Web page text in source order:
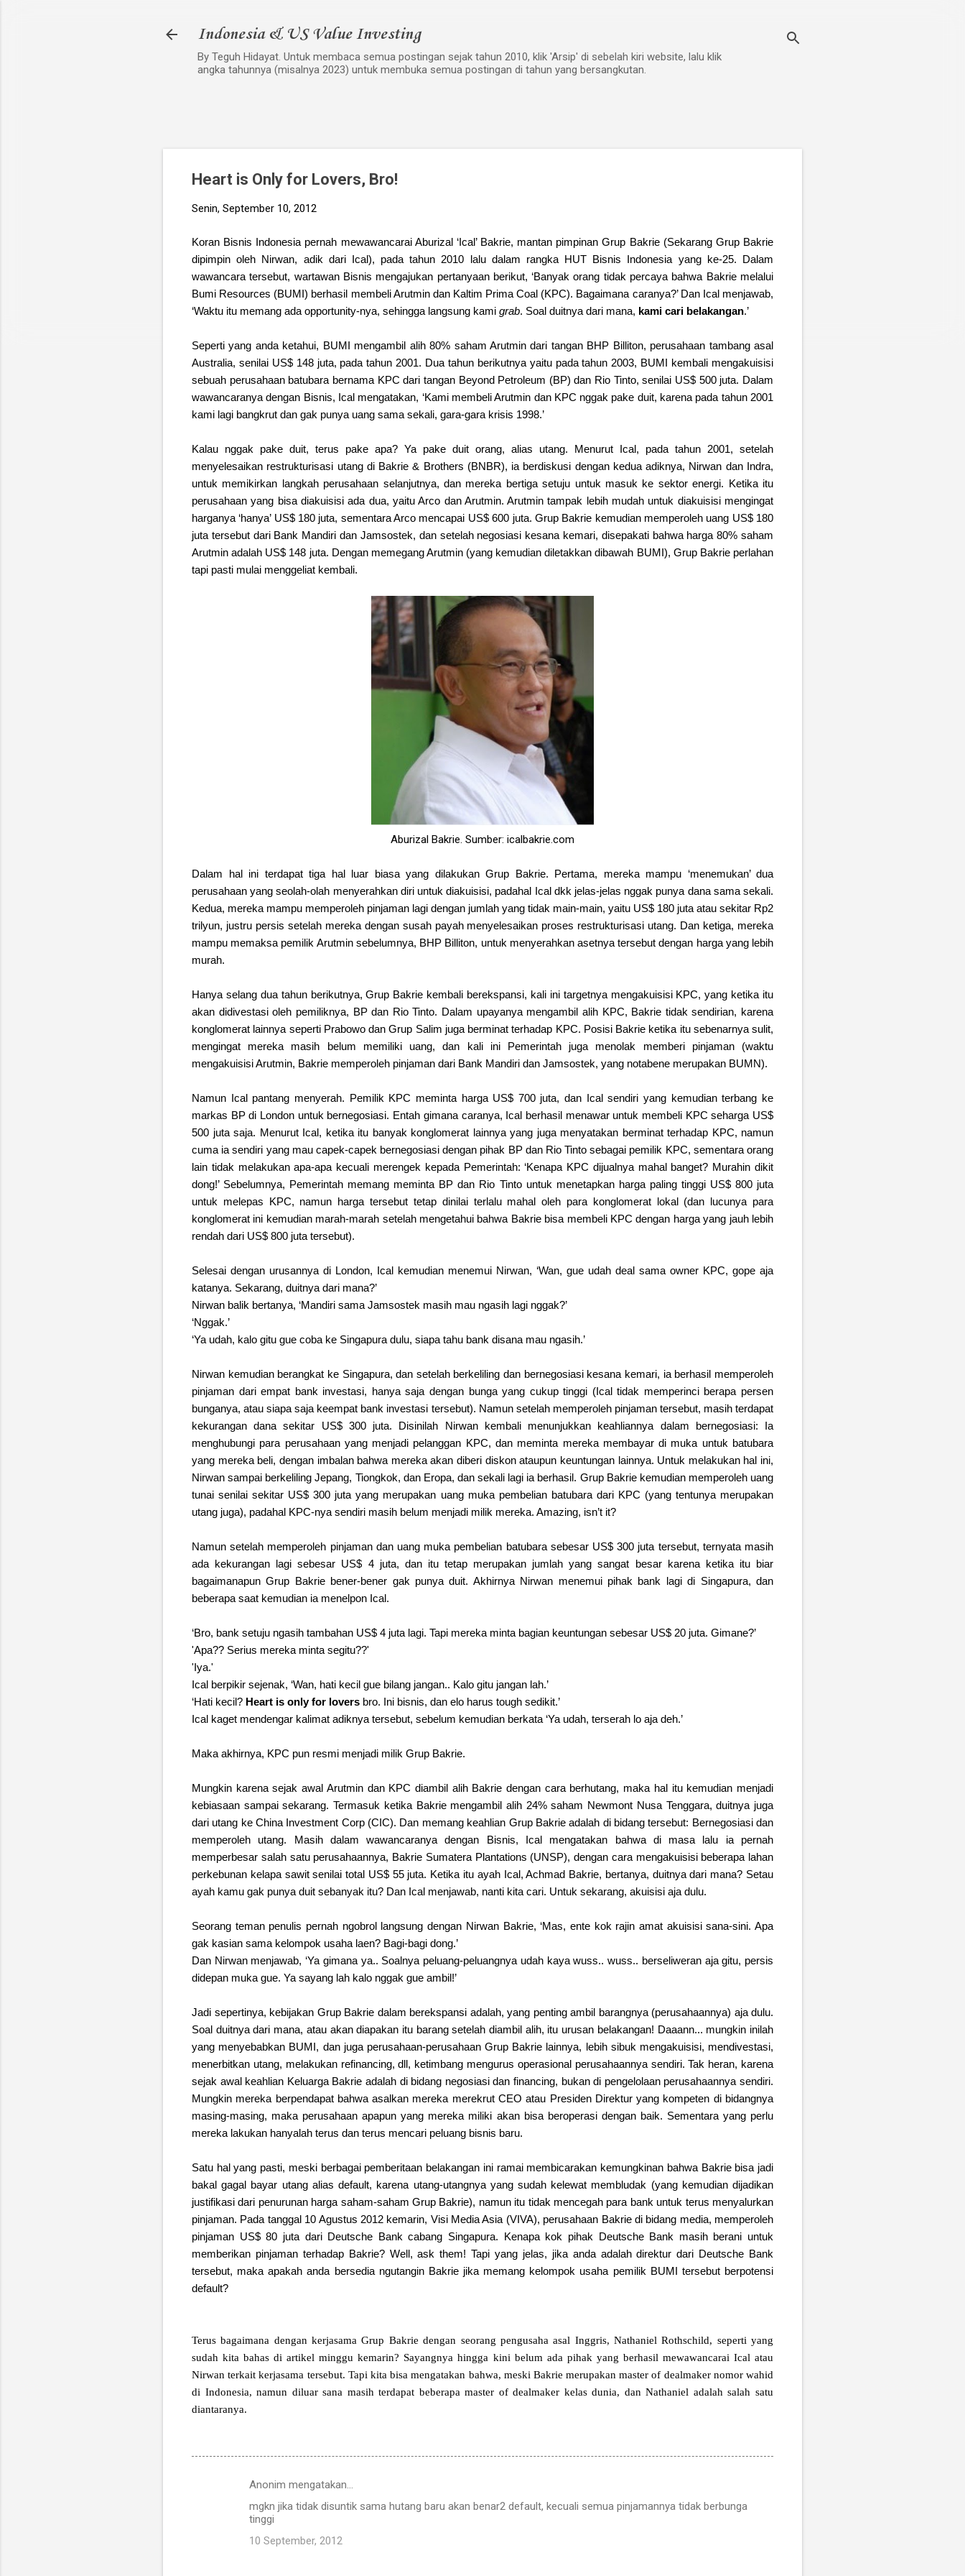
Indonesia & US Value Investing
By Teguh Hidayat. Untuk membaca semua postingan sejak tahun 2010, klik 'Arsip' di sebelah kiri website, lalu klik
angka tahunnya (misalnya 2023) untuk membuka semua postingan di tahun yang bersangkutan.
Heart is Only for Lovers, Bro!
Senin, September 10, 2012
Koran Bisnis Indonesia pernah mewawancarai Aburizal ‘Ical’ Bakrie, mantan pimpinan Grup Bakrie (Sekarang Grup Bakrie
dipimpin oleh Nirwan, adik dari Ical), pada tahun 2010 lalu dalam rangka HUT Bisnis Indonesia yang ke-25. Dalam
wawancara tersebut, wartawan Bisnis mengajukan pertanyaan berikut, ‘Banyak orang tidak percaya bahwa Bakrie melalui
Bumi Resources (BUMI) berhasil membeli Arutmin dan Kaltim Prima Coal (KPC). Bagaimana caranya?’ Dan Ical menjawab,
‘Waktu itu memang ada opportunity-nya, sehingga langsung kami grab. Soal duitnya dari mana, kami cari belakangan.’
Seperti yang anda ketahui, BUMI mengambil alih 80% saham Arutmin dari tangan BHP Billiton, perusahaan tambang asal
Australia, senilai US$ 148 juta, pada tahun 2001. Dua tahun berikutnya yaitu pada tahun 2003, BUMI kembali mengakuisisi
sebuah perusahaan batubara bernama KPC dari tangan Beyond Petroleum (BP) dan Rio Tinto, senilai US$ 500 juta. Dalam
wawancaranya dengan Bisnis, Ical mengatakan, ‘Kami membeli Arutmin dan KPC nggak pake duit, karena pada tahun 2001
kami lagi bangkrut dan gak punya uang sama sekali, gara-gara krisis 1998.’
Kalau nggak pake duit, terus pake apa? Ya pake duit orang, alias utang. Menurut Ical, pada tahun 2001, setelah
menyelesaikan restrukturisasi utang di Bakrie & Brothers (BNBR), ia berdiskusi dengan kedua adiknya, Nirwan dan Indra,
untuk memikirkan langkah perusahaan selanjutnya, dan mereka bertiga setuju untuk masuk ke sektor energi. Ketika itu
perusahaan yang bisa diakuisisi ada dua, yaitu Arco dan Arutmin. Arutmin tampak lebih mudah untuk diakuisisi mengingat
harganya ‘hanya’ US$ 180 juta, sementara Arco mencapai US$ 600 juta. Grup Bakrie kemudian memperoleh uang US$ 180
juta tersebut dari Bank Mandiri dan Jamsostek, dan setelah negosiasi kesana kemari, disepakati bahwa harga 80% saham
Arutmin adalah US$ 148 juta. Dengan memegang Arutmin (yang kemudian diletakkan dibawah BUMI), Grup Bakrie perlahan
tapi pasti mulai menggeliat kembali.
Aburizal Bakrie. Sumber: icalbakrie.com
Dalam hal ini terdapat tiga hal luar biasa yang dilakukan Grup Bakrie. Pertama, mereka mampu ‘menemukan’ dua
perusahaan yang seolah-olah menyerahkan diri untuk diakuisisi, padahal Ical dkk jelas-jelas nggak punya dana sama sekali.
Kedua, mereka mampu memperoleh pinjaman lagi dengan jumlah yang tidak main-main, yaitu US$ 180 juta atau sekitar Rp2
trilyun, justru persis setelah mereka dengan susah payah menyelesaikan proses restrukturisasi utang. Dan ketiga, mereka
mampu memaksa pemilik Arutmin sebelumnya, BHP Billiton, untuk menyerahkan asetnya tersebut dengan harga yang lebih
murah.
Hanya selang dua tahun berikutnya, Grup Bakrie kembali berekspansi, kali ini targetnya mengakuisisi KPC, yang ketika itu
akan didivestasi oleh pemiliknya, BP dan Rio Tinto. Dalam upayanya mengambil alih KPC, Bakrie tidak sendirian, karena
konglomerat lainnya seperti Prabowo dan Grup Salim juga berminat terhadap KPC. Posisi Bakrie ketika itu sebenarnya sulit,
mengingat mereka masih belum memiliki uang, dan kali ini Pemerintah juga menolak memberi pinjaman (waktu
mengakuisisi Arutmin, Bakrie memperoleh pinjaman dari Bank Mandiri dan Jamsostek, yang notabene merupakan BUMN).
Namun Ical pantang menyerah. Pemilik KPC meminta harga US$ 700 juta, dan Ical sendiri yang kemudian terbang ke
markas BP di London untuk bernegosiasi. Entah gimana caranya, Ical berhasil menawar untuk membeli KPC seharga US$
500 juta saja. Menurut Ical, ketika itu banyak konglomerat lainnya yang juga menyatakan berminat terhadap KPC, namun
cuma ia sendiri yang mau capek-capek bernegosiasi dengan pihak BP dan Rio Tinto sebagai pemilik KPC, sementara orang
lain tidak melakukan apa-apa kecuali merengek kepada Pemerintah: ‘Kenapa KPC dijualnya mahal banget? Murahin dikit
dong!’ Sebelumnya, Pemerintah memang meminta BP dan Rio Tinto untuk menetapkan harga paling tinggi US$ 800 juta
untuk melepas KPC, namun harga tersebut tetap dinilai terlalu mahal oleh para konglomerat lokal (dan lucunya para
konglomerat ini kemudian marah-marah setelah mengetahui bahwa Bakrie bisa membeli KPC dengan harga yang jauh lebih
rendah dari US$ 800 juta tersebut).
Selesai dengan urusannya di London, Ical kemudian menemui Nirwan, ‘Wan, gue udah deal sama owner KPC, gope aja
katanya. Sekarang, duitnya dari mana?’
Nirwan balik bertanya, ‘Mandiri sama Jamsostek masih mau ngasih lagi nggak?’
‘Nggak.’
‘Ya udah, kalo gitu gue coba ke Singapura dulu, siapa tahu bank disana mau ngasih.’
Nirwan kemudian berangkat ke Singapura, dan setelah berkeliling dan bernegosiasi kesana kemari, ia berhasil memperoleh
pinjaman dari empat bank investasi, hanya saja dengan bunga yang cukup tinggi (Ical tidak memperinci berapa persen
bunganya, atau siapa saja keempat bank investasi tersebut). Namun setelah memperoleh pinjaman tersebut, masih terdapat
kekurangan dana sekitar US$ 300 juta. Disinilah Nirwan kembali menunjukkan keahliannya dalam bernegosiasi: Ia
menghubungi para perusahaan yang menjadi pelanggan KPC, dan meminta mereka membayar di muka untuk batubara
yang mereka beli, dengan imbalan bahwa mereka akan diberi diskon ataupun keuntungan lainnya. Untuk melakukan hal ini,
Nirwan sampai berkeliling Jepang, Tiongkok, dan Eropa, dan sekali lagi ia berhasil. Grup Bakrie kemudian memperoleh uang
tunai senilai sekitar US$ 300 juta yang merupakan uang muka pembelian batubara dari KPC (yang tentunya merupakan
utang juga), padahal KPC-nya sendiri masih belum menjadi milik mereka. Amazing, isn’t it?
Namun setelah memperoleh pinjaman dan uang muka pembelian batubara sebesar US$ 300 juta tersebut, ternyata masih
ada kekurangan lagi sebesar US$ 4 juta, dan itu tetap merupakan jumlah yang sangat besar karena ketika itu biar
bagaimanapun Grup Bakrie bener-bener gak punya duit. Akhirnya Nirwan menemui pihak bank lagi di Singapura, dan
beberapa saat kemudian ia menelpon Ical.
‘Bro, bank setuju ngasih tambahan US$ 4 juta lagi. Tapi mereka minta bagian keuntungan sebesar US$ 20 juta. Gimane?’
'Apa?? Serius mereka minta segitu??'
'Iya.'
Ical berpikir sejenak, ‘Wan, hati kecil gue bilang jangan.. Kalo gitu jangan lah.’
‘Hati kecil? Heart is only for lovers bro. Ini bisnis, dan elo harus tough sedikit.’
Ical kaget mendengar kalimat adiknya tersebut, sebelum kemudian berkata ‘Ya udah, terserah lo aja deh.’
Maka akhirnya, KPC pun resmi menjadi milik Grup Bakrie.
Mungkin karena sejak awal Arutmin dan KPC diambil alih Bakrie dengan cara berhutang, maka hal itu kemudian menjadi
kebiasaan sampai sekarang. Termasuk ketika Bakrie mengambil alih 24% saham Newmont Nusa Tenggara, duitnya juga
dari utang ke China Investment Corp (CIC). Dan memang keahlian Grup Bakrie adalah di bidang tersebut: Bernegosiasi dan
memperoleh utang. Masih dalam wawancaranya dengan Bisnis, Ical mengatakan bahwa di masa lalu ia pernah
memperbesar salah satu perusahaannya, Bakrie Sumatera Plantations (UNSP), dengan cara mengakuisisi beberapa lahan
perkebunan kelapa sawit senilai total US$ 55 juta. Ketika itu ayah Ical, Achmad Bakrie, bertanya, duitnya dari mana? Setau
ayah kamu gak punya duit sebanyak itu? Dan Ical menjawab, nanti kita cari. Untuk sekarang, akuisisi aja dulu.
Seorang teman penulis pernah ngobrol langsung dengan Nirwan Bakrie, ‘Mas, ente kok rajin amat akuisisi sana-sini. Apa
gak kasian sama kelompok usaha laen? Bagi-bagi dong.’
Dan Nirwan menjawab, ‘Ya gimana ya.. Soalnya peluang-peluangnya udah kaya wuss.. wuss.. berseliweran aja gitu, persis
didepan muka gue. Ya sayang lah kalo nggak gue ambil!’
Jadi sepertinya, kebijakan Grup Bakrie dalam berekspansi adalah, yang penting ambil barangnya (perusahaannya) aja dulu.
Soal duitnya dari mana, atau akan diapakan itu barang setelah diambil alih, itu urusan belakangan! Daaann... mungkin inilah
yang menyebabkan BUMI, dan juga perusahaan-perusahaan Grup Bakrie lainnya, lebih sibuk mengakuisisi, mendivestasi,
menerbitkan utang, melakukan refinancing, dll, ketimbang mengurus operasional perusahaannya sendiri. Tak heran, karena
sejak awal keahlian Keluarga Bakrie adalah di bidang negosiasi dan financing, bukan di pengelolaan perusahaannya sendiri.
Mungkin mereka berpendapat bahwa asalkan mereka merekrut CEO atau Presiden Direktur yang kompeten di bidangnya
masing-masing, maka perusahaan apapun yang mereka miliki akan bisa beroperasi dengan baik. Sementara yang perlu
mereka lakukan hanyalah terus dan terus mencari peluang bisnis baru.
Satu hal yang pasti, meski berbagai pemberitaan belakangan ini ramai membicarakan kemungkinan bahwa Bakrie bisa jadi
bakal gagal bayar utang alias default, karena utang-utangnya yang sudah kelewat membludak (yang kemudian dijadikan
justifikasi dari penurunan harga saham-saham Grup Bakrie), namun itu tidak mencegah para bank untuk terus menyalurkan
pinjaman. Pada tanggal 10 Agustus 2012 kemarin, Visi Media Asia (VIVA), perusahaan Bakrie di bidang media, memperoleh
pinjaman US$ 80 juta dari Deutsche Bank cabang Singapura. Kenapa kok pihak Deutsche Bank masih berani untuk
memberikan pinjaman terhadap Bakrie? Well, ask them! Tapi yang jelas, jika anda adalah direktur dari Deutsche Bank
tersebut, maka apakah anda bersedia ngutangin Bakrie jika memang kelompok usaha pemilik BUMI tersebut berpotensi
default?
Terus bagaimana dengan kerjasama Grup Bakrie dengan seorang pengusaha asal Inggris, Nathaniel Rothschild, seperti yang
sudah kita bahas di artikel minggu kemarin? Sayangnya hingga kini belum ada pihak yang berhasil mewawancarai Ical atau
Nirwan terkait kerjasama tersebut. Tapi kita bisa mengatakan bahwa, meski Bakrie merupakan master of dealmaker nomor wahid
di Indonesia, namun diluar sana masih terdapat beberapa master of dealmaker kelas dunia, dan Nathaniel adalah salah satu
diantaranya.
Anonim mengatakan…
mgkn jika tidak disuntik sama hutang baru akan benar2 default, kecuali semua pinjamannya tidak berbunga
tinggi
10 September, 2012